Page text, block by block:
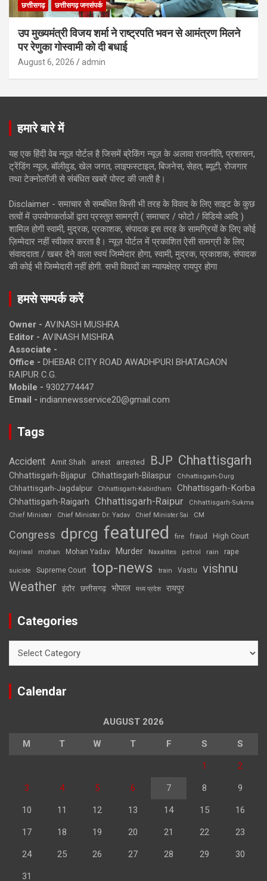
छत्तीसगढ़ छत्तीसगढ़ जनसंपर्क
उप मुख्यमंत्री विजय शर्मा ने राष्ट्रपति भवन से आमंत्रण मिलने
पर रेणुका गोस्वामी को दी बधाई
August 6, 2026 admin
हमारे बारे में
यह एक हिंदी वेब न्यूज़ पोर्टल है जिसमें ब्रेकिंग न्यूज़ के अलावा राजनीति, प्रशासन,
ट्रेंडिंग न्यूज, बॉलीवुड, खेल जगत, लाइफस्टाइल, बिजनेस, सेहत, ब्यूटी, रोजगार
तथा टेक्नोलॉजी से संबंधित खबरें पोस्ट की जाती है।
Disclaimer - समाचार से सम्बंधित किसी भी तरह के विवाद के लिए साइट के कुछ
तत्वों में उपयोगकर्ताओं द्वारा प्रस्तुत सामग्री ( समाचार / फोटो / विडियो आदि )
शामिल होगी स्वामी, मुद्रक, प्रकाशक, संपादक इस तरह के सामग्रियों के लिए कोई
ज़िम्मेदार नहीं स्वीकार करता है। न्यूज़ पोर्टल में प्रकाशित ऐसी सामग्री के लिए
संवाददाता / खबर देने वाला स्वयं जिम्मेदार होगा, स्वामी, मुद्रक, प्रकाशक, संपादक
की कोई भी जिम्मेदारी नहीं होगी. सभी विवादों का न्यायक्षेत्र रायपुर होगा
हमसे सम्पर्क करें
Owner - AVINASH MUSHRA
Editor - AVINASH MISHRA
Associate -
Office - DHEBAR CITY ROAD AWADHPURI BHATAGAON
RAIPUR C.G.
Mobile - 9302774447
Email - indiannewsservice20@gmail.com
Tags
Accident Amit Shah arrest arrested BJP Chhattisgarh
Chhattisgarh-Bijapur Chhattisgarh-Bilaspur Chhattisgarh-Durg
Chhattisgarh-Jagdalpur Chhattisgarh-Kabirdham Chhattisgarh-Korba
Chhattisgarh-Raigarh Chhattisgarh-Raipur
Chhattisgarh-Sukma
Chief Minister
Chief Minister Dr. Yadav Chief Minister Sai CM
Congress dprcg featured fire fraud High Court
Kejriwal mohan Mohan Yadav Murder Naxalites petrol rain rape
suicide Supreme Court top-news train Vastu vishnu
Weather इंदौर छत्तीसगढ़ भोपाल मध्य प्रदेश रायपुर
Categories
Calendar
AUGUST 2026
M T W T F S S
1 2
3 4 5 6 7 8 9
10 11 12 13 14 15 16
17 18 19 20 21 22 23
24 25 26 27 28 29 30
31